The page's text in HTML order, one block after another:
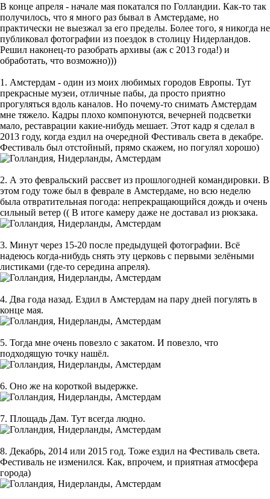
В конце апреля - начале мая покатался по Голландии. Как-то так
получилось, что я много раз бывал в Амстердаме, но
практически не выезжал за его пределы. Более того, я никогда не
публиковал фотографии из поездок в столицу Нидерландов.
Решил наконец-то разобрать архивы (аж с 2013 года!) и
обработать, что возможно)))
1. Амстердам - один из моих любимых городов Европы. Тут
прекрасные музеи, отличные пабы, да просто приятно
прогуляться вдоль каналов. Но почему-то снимать Амстердам
мне тяжело. Кадры плохо компонуются, вечерней подсветки
мало, реставрации какие-нибудь мешает. Этот кадр я сделал в
2013 году, когда ездил на очередной Фестиваль света в декабре.
Фестиваль был отстойный, прямо скажем, но погулял хорошо)
2. А это февральский рассвет из прошлогодней командировки. В
этом году тоже был в феврале в Амстердаме, но всю неделю
была отвратительная погода: непрекращающийся дождь и очень
сильный ветер (( В итоге камеру даже не доставал из рюкзака.
3. Минут через 15-20 после предыдущей фотографии. Всё
надеюсь когда-нибудь снять эту церковь с первыми зелёными
листиками (где-то середина апреля).
4. Два года назад. Ездил в Амстердам на пару дней погулять в
конце мая.
5. Тогда мне очень повезло с закатом. И повезло, что
подходящую точку нашёл.
6. Оно же на короткой выдержке.
7. Площадь Дам. Тут всегда людно.
8. Декабрь, 2014 или 2015 год. Тоже ездил на Фестиваль света.
Фестиваль не изменился. Как, впрочем, и приятная атмосфера
города)